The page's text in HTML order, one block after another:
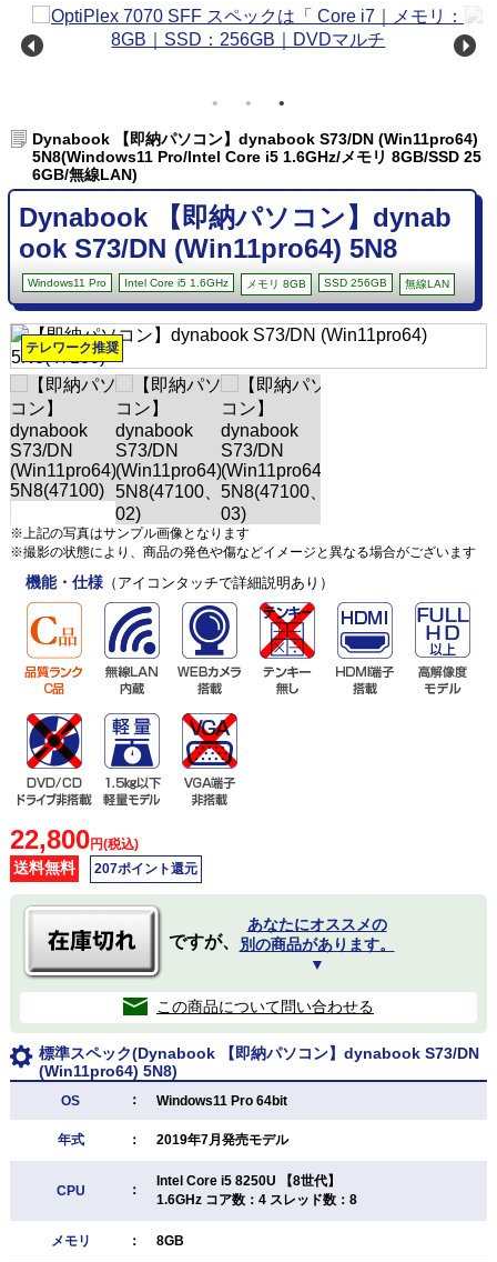
Dynabook 【即納パソコン】dynabook S73/DN (Win11pro64)
5N8(Windows11 Pro/Intel Core i5 1.6GHz/メモリ 8GB/SSD 25
6GB/無線LAN)
Dynabook 【即納パソコン】dynab
ook S73/DN (Win11pro64) 5N8
Windows11 Pro Intel Core i5 1.6GHz メモリ 8GB SSD 256GB 無線LAN
テレワーク推奨
※上記の写真はサンプル画像となります
※撮影の状態により、商品の発色や傷などイメージと異なる場合がございます
機能・仕様（アイコンタッチで詳細説明あり）
22,800円(税込)
送料無料 207ポイント還元
ですが、
あなたにオススメの
別の商品があります。
▼
この商品について問い合わせる
標準スペック(Dynabook 【即納パソコン】dynabook S73/DN
(Win11pro64) 5N8)
OS ： Windows11 Pro 64bit
年式 ： 2019年7月発売モデル
CPU ：
Intel Core i5 8250U 【8世代】
1.6GHz コア数：4 スレッド数：8
メモリ ： 8GB